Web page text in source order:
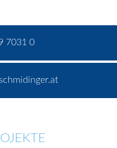
7031 0